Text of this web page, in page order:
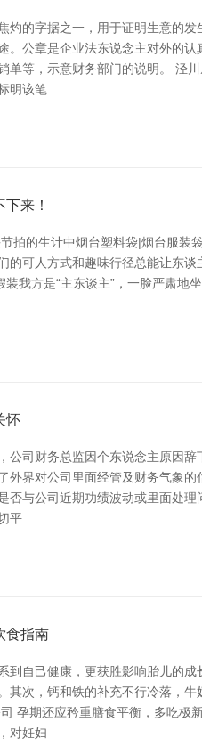
灼的字据之一，用于证明生意的
。公章是企业法东说念主对外的
单等，示意财务部门的说明。 泾
明该笔
来！
拍的生计中烟台塑料袋|烟台服
的可人方式和趣味行径总能让东
装我方是“主东谈主”，一脸严肃
怀
公司财务总监因个东说念主原因
外界对公司里面经管及财务气象
否与公司近期功绩波动或里面处
平
食指南
到自己健康，更获胜影响胎儿的
其次，钙和铁的补充不行冷落，
孕期还应矜重膳食平衡，多吃极
对妊妇